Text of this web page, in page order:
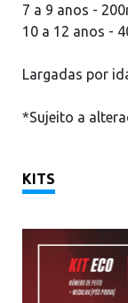
7 a 9 anos -
10 a 12 anos -
Largadas por
*Sujeito a
KITS